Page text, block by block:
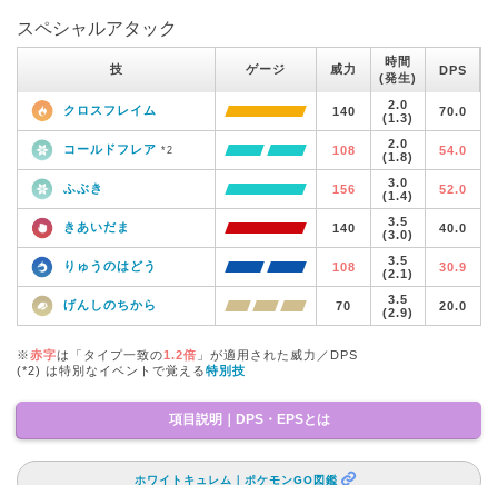
スペシャルアタック
技 ゲージ 威力
時間
(発生)
DPS
クロスフレイム 140
2.0
(1.3)
70.0
コールドフレア *2 108
2.0
(1.8)
54.0
ふぶき 156
3.0
(1.4)
52.0
きあいだま 140
3.5
(3.0)
40.0
りゅうのはどう 108
3.5
(2.1)
30.9
げんしのちから 70
3.5
(2.9)
20.0
※赤字は「タイプ一致の1.2倍 」が適用された威力／DPS
(*2) は特別なイベントで覚える特別技
項目説明｜DPS・EPSとは
ホワイトキュレム｜ポケモンGO図鑑